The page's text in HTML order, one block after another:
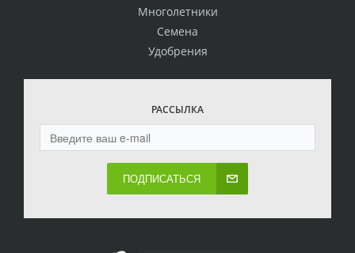
Многолетники
Семена
Удобрения
РАССЫЛКА
ПОДПИСАТЬСЯ